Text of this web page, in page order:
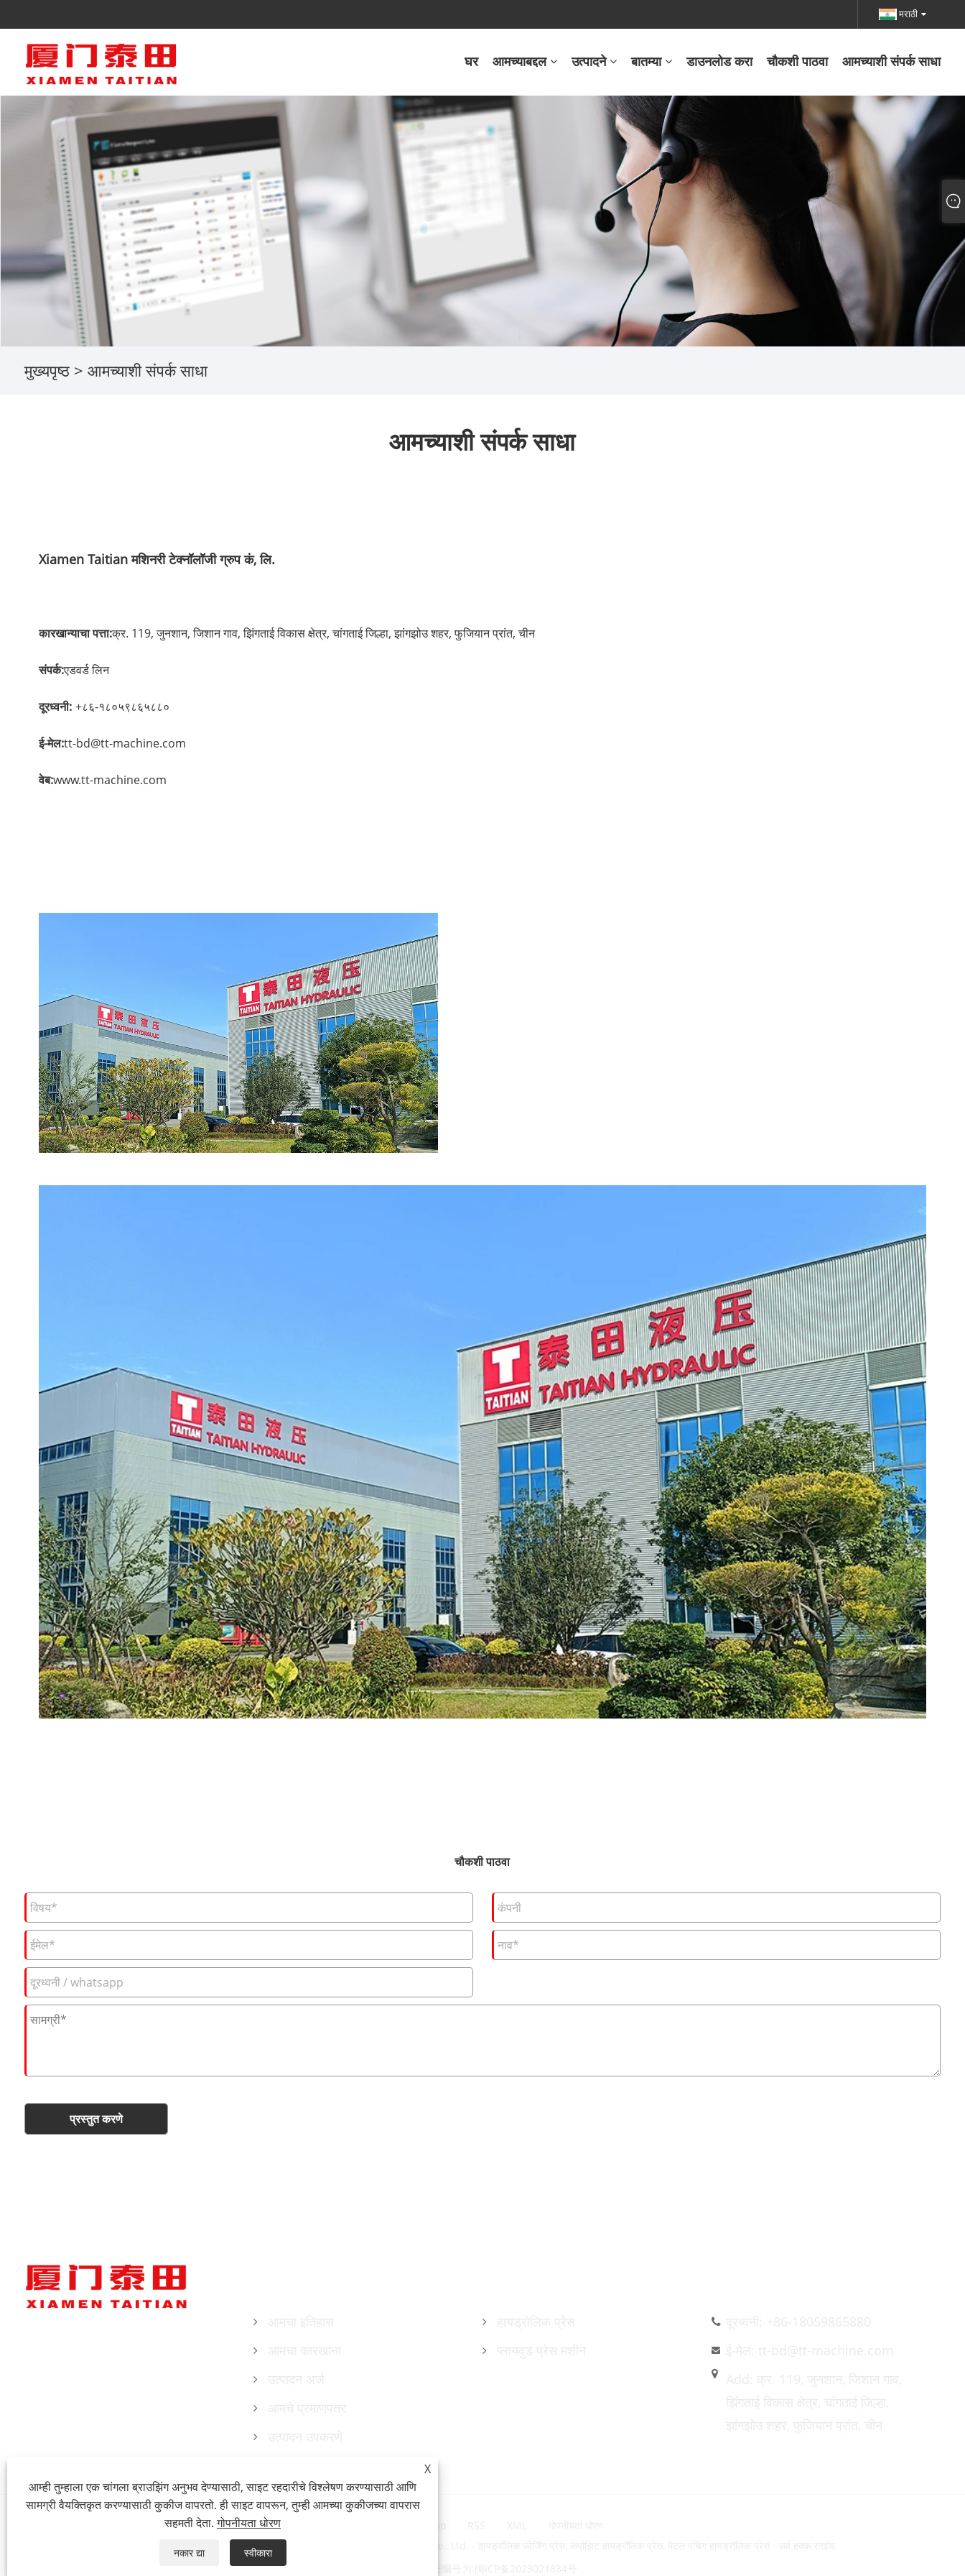
मराठी
घर आमच्याबद्दल उत्पादने बातम्या डाउनलोड करा चौकशी पाठवा आमच्याशी संपर्क साधा
मुख्यपृष्ठ > आमच्याशी संपर्क साधा
आमच्याशी संपर्क साधा
Xiamen Taitian मशिनरी टेक्नॉलॉजी ग्रुप कं, लि.
कारखान्याचा पत्ता:क्र. 119, जुनशान, जिशान गाव, झिंगताई विकास क्षेत्र, चांगताई जिल्हा, झांगझोउ शहर, फुजियान प्रांत, चीन
संपर्क:एडवर्ड लिन
दूरध्वनी: +८६-१८०५९८६५८८०
ई-मेल:tt-bd@tt-machine.com
वेब:www.tt-machine.com
चौकशी पाठवा
प्रस्तुत करणे
आमचा इतिहास
आमचा कारखाना
उत्पादन अर्ज
आमचे प्रमाणपत्र
उत्पादन उपकरणे
प्लायवुड प्रेस मशीन
दूरध्वनी: +86-18059865880
ई-मेल: tt-bd@tt-machine.com
Add: क्र. 119, जुनशान, जिशान गाव,
झिंगताई विकास क्षेत्र, चांगताई जिल्हा,
झांगझोउ शहर, फुजियान प्रांत, चीन
Copyright © 2023 Xiamen Taitian Machinery Technology Group Co., Ltd. - हायड्रॉलिक फोर्जिंग प्रेस, कंपोझिट हायड्रॉलिक प्रेस, मेटल पंचिंग हायड्रॉलिक प्रेस - सर्व हक्क राखीव.
X
आम्ही तुम्हाला एक चांगला ब्राउझिंग अनुभव देण्यासाठी, साइट रहदारीचे विश्लेषण करण्यासाठी आणि
सामग्री वैयक्तिकृत करण्यासाठी कुकीज वापरतो. ही साइट वापरून, तुम्ही आमच्या कुकीजच्या वापरास
सहमती देता.गोपनीयता धोरण
नकार द्या स्वीकारा